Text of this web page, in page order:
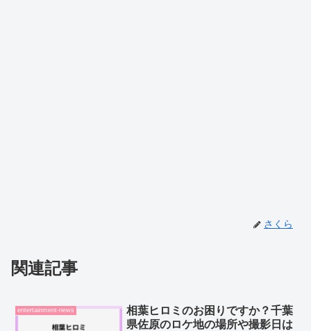
さくら
関連記事
entertainment-news
相葉ヒロミのお困りですか？千葉
県佐原のロケ地の場所や撮影日は